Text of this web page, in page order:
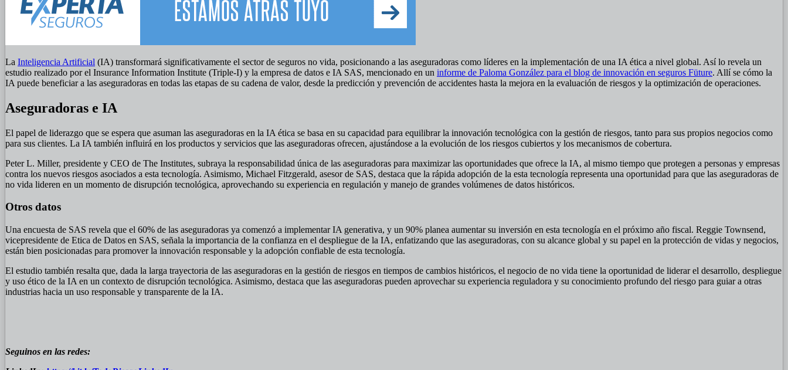
La Inteligencia Artificial (IA) transformará significativamente el sector de seguros no vida, posicionando a las aseguradoras como líderes en la implementación de una IA ética a nivel global. Así lo revela un
estudio realizado por el Insurance Information Institute (Triple-I) y la empresa de datos e IA SAS, mencionado en un informe de Paloma González para el blog de innovación en seguros Füture. Allí se cómo la
IA puede beneficiar a las aseguradoras en todas las etapas de su cadena de valor, desde la predicción y prevención de accidentes hasta la mejora en la evaluación de riesgos y la optimización de operaciones.
Aseguradoras e IA
El papel de liderazgo que se espera que asuman las aseguradoras en la IA ética se basa en su capacidad para equilibrar la innovación tecnológica con la gestión de riesgos, tanto para sus propios negocios como
para sus clientes. La IA también influirá en los productos y servicios que las aseguradoras ofrecen, ajustándose a la evolución de los riesgos cubiertos y los mecanismos de cobertura.
Peter L. Miller, presidente y CEO de The Institutes, subraya la responsabilidad única de las aseguradoras para maximizar las oportunidades que ofrece la IA, al mismo tiempo que protegen a personas y empresas
contra los nuevos riesgos asociados a esta tecnología. Asimismo, Michael Fitzgerald, asesor de SAS, destaca que la rápida adopción de la esta tecnología representa una oportunidad para que las aseguradoras de
no vida lideren en un momento de disrupción tecnológica, aprovechando su experiencia en regulación y manejo de grandes volúmenes de datos históricos.
Otros datos
Una encuesta de SAS revela que el 60% de las aseguradoras ya comenzó a implementar IA generativa, y un 90% planea aumentar su inversión en esta tecnología en el próximo año fiscal. Reggie Townsend,
vicepresidente de Etica de Datos en SAS, señala la importancia de la confianza en el despliegue de la IA, enfatizando que las aseguradoras, con su alcance global y su papel en la protección de vidas y negocios,
están bien posicionadas para promover la innovación responsable y la adopción confiable de esta tecnología.
El estudio también resalta que, dada la larga trayectoria de las aseguradoras en la gestión de riesgos en tiempos de cambios históricos, el negocio de no vida tiene la oportunidad de liderar el desarrollo, despliegue
y uso ético de la IA en un contexto de disrupción tecnológica. Asimismo, destaca que las aseguradoras pueden aprovechar su experiencia reguladora y su conocimiento profundo del riesgo para guiar a otras
industrias hacia un uso responsable y transparente de la IA.
Seguinos en las redes: